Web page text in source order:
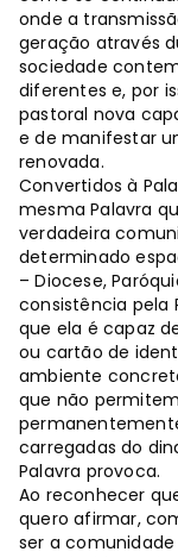
onde a
geração através
sociedade
diferentes e, por
pastoral nova
e de manifestar
renovada.
Convertidos à
mesma Palavra
verdadeira
determinado
– Diocese,
consistência pela
que ela é capaz
ou cartão de
ambiente
que não
carregadas do
Palavra provoca.
Ao reconhecer
quero afirmar,
ser a